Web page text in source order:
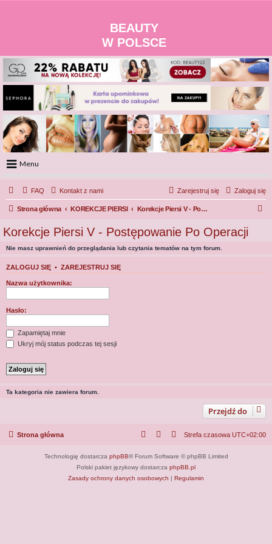
BEAUTY
W POLSCE
Menu
Facebook
Regulamin
Kontakt
FAQ Kontakt z nami Zaloguj się
Zarejestruj się
Strona główna KOREKCJE PIERSI Korekcje Piersi V - Postępowanie Po Operacji
Korekcje Piersi V - Postępowanie Po Operacji
Nie masz uprawnień do przeglądania lub czytania tematów na tym forum.
ZALOGUJ SIĘ • ZAREJESTRUJ SIĘ
Nazwa użytkownika:
Hasło:
Zapamiętaj mnie
Ukryj mój status podczas tej sesji
Ta kategoria nie zawiera forum.
Przejdź do
Strona główna Strefa czasowa UTC+02:00
Technologię dostarcza phpBB® Forum Software © phpBB Limited
Polski pakiet językowy dostarcza phpBB.pl
Zasady ochrony danych osobowych | Regulamin